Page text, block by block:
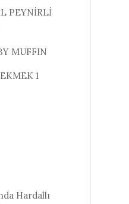
PEYNİRLİ
MUFFIN
1
Hardallı